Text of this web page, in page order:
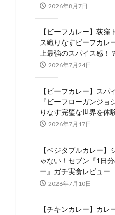
2026年8月7日
【ビーフカレー】荻
ス織りなすビーフカレ
上最強のスパイス感！
2026年7月24日
【ビーフカレー】ス
『ビーフローガンジ
りなす完璧な世界を体
2026年7月17日
【ベジタブルカレー
ゃない！セブン『1日
ー』ガチ実食レビュー
2026年7月10日
【チキンカレー】カ